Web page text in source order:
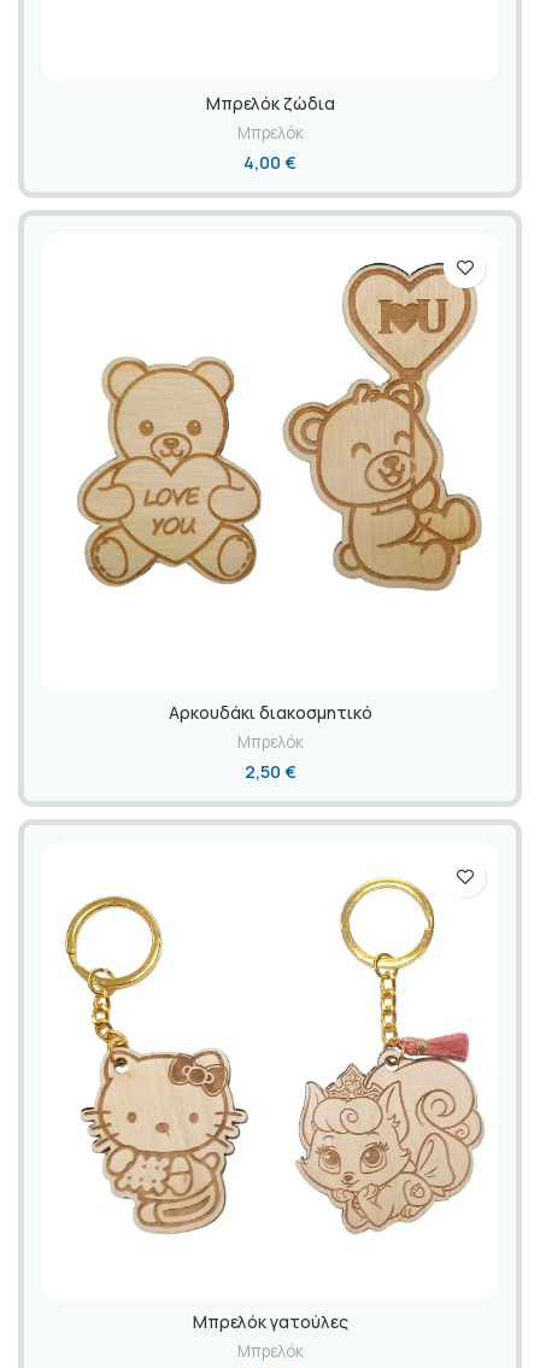
Mπρελόκ ζώδια
Μπρελόκ
4,00 €
Αρκουδάκι διακοσμητικό
Μπρελόκ
2,50 €
Mπρελόκ γατούλες
Μπρελόκ